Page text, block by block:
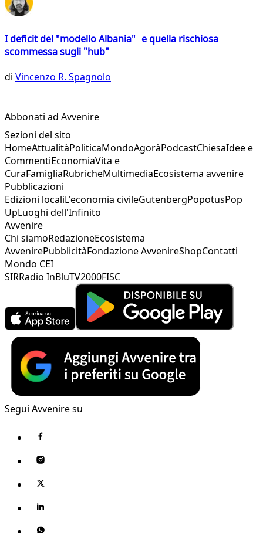
I deficit del "modello Albania" e quella rischiosa
scommessa sugli "hub"
di Vincenzo R. Spagnolo
Abbonati ad Avvenire
Sezioni del sito
HomeAttualitàPoliticaMondoAgoràPodcastChiesaIdee e
CommentiEconomiaVita e
CuraFamigliaRubricheMultimediaEcosistema avvenire
Pubblicazioni
Edizioni localiL'economia civileGutenbergPopotusPop
UpLuoghi dell'Infinito
Avvenire
Chi siamoRedazioneEcosistema
AvvenirePubblicitàFondazione AvvenireShopContatti
Mondo CEI
SIRRadio InBluTV2000FISC
Segui Avvenire su